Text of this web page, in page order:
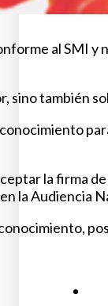
al SMI
sino
la firma
la Audiencia